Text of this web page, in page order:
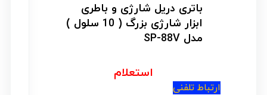
باتری دریل شارژی و باطری
ابزار شارژی بزرگ ( 10 سلول )
مدل SP-88V
استعلام
ارتباط تلفنی